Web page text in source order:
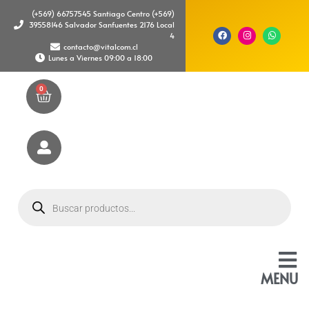
(+569) 66757545 Santiago Centro (+569)
39558146 Salvador Sanfuentes 2176 Local
4
contacto@vitalcom.cl
Lunes a Viernes 09:00 a 18:00
MENU
0